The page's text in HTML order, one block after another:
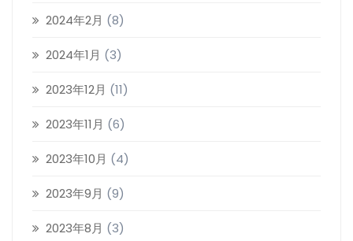
2024年2月 (8)
2024年1月 (3)
2023年12月 (11)
2023年11月 (6)
2023年10月 (4)
2023年9月 (9)
2023年8月 (3)